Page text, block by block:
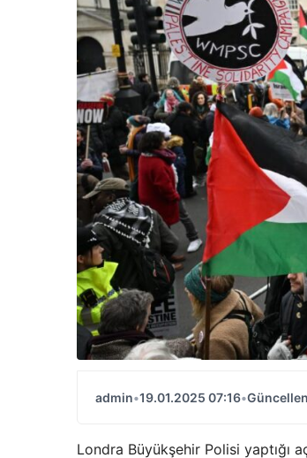
admin•19.01.2025 07:16•
Londra Büyükşehir Polisi yaptığı